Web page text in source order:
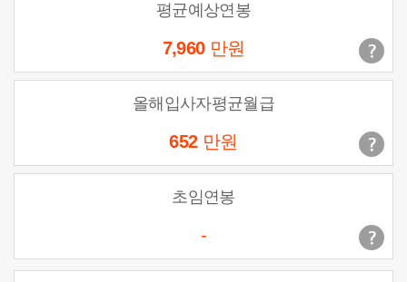
평균예상연봉
7,960 만원
올해입사자평균월급
652 만원
초임연봉
-